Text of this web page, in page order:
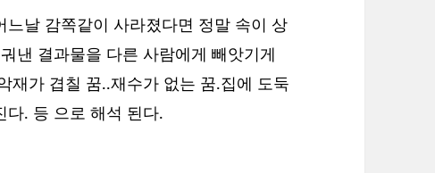
날 감쪽같이 사라졌다면 정말 속이 상
낸 결과물을 다른 사람에게 빼앗기게
재가 겹칠 꿈..재수가 없는 꿈.집에 도둑
다. 등 으로 해석 된다.